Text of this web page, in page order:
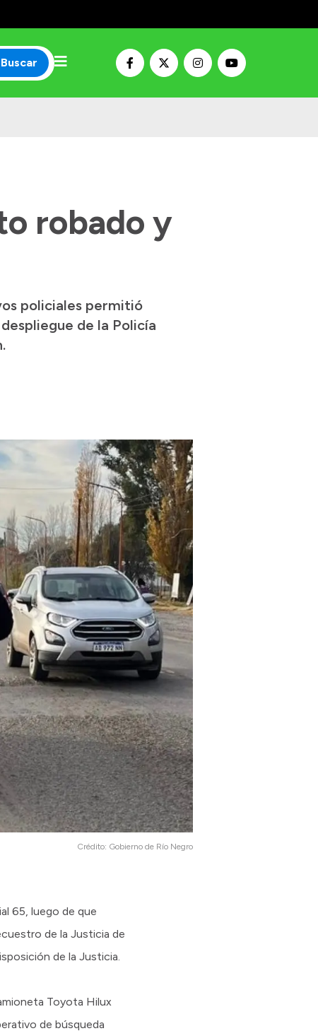
Buscar
robado y
policiales permitió
de la Policía
Crédito: Gobierno de Río Negro
65, luego de que
de la Justicia de
de la Justicia.
Toyota Hilux
de búsqueda